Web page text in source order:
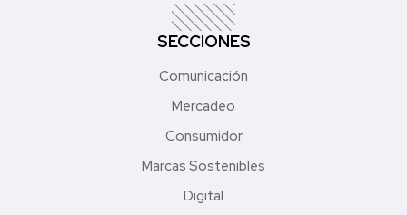
SECCIONES
Comunicación
Mercadeo
Consumidor
Marcas Sostenibles
Digital